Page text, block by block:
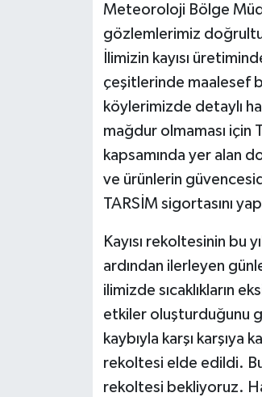
Meteoroloji Bölge
gözlemlerimiz
İlimizin kayısı
çeşitlerinde maalesef
köylerimizde detaylı
mağdur olmaması için
kapsamında yer alan
ve ürünlerin
TARSİM sigortasını
Kayısı rekoltesinin bu
ardından ilerleyen
ilimizde sıcaklıkların
etkiler oluşturduğunu
kaybıyla karşı karşıya
rekoltesi elde edildi. Bu
rekoltesi bekliyoruz.
İş Dünyası
Jandarma
KÜLTÜR SANAT
MAGAZİN
POLİTİKA
SPOR HABERLERİ